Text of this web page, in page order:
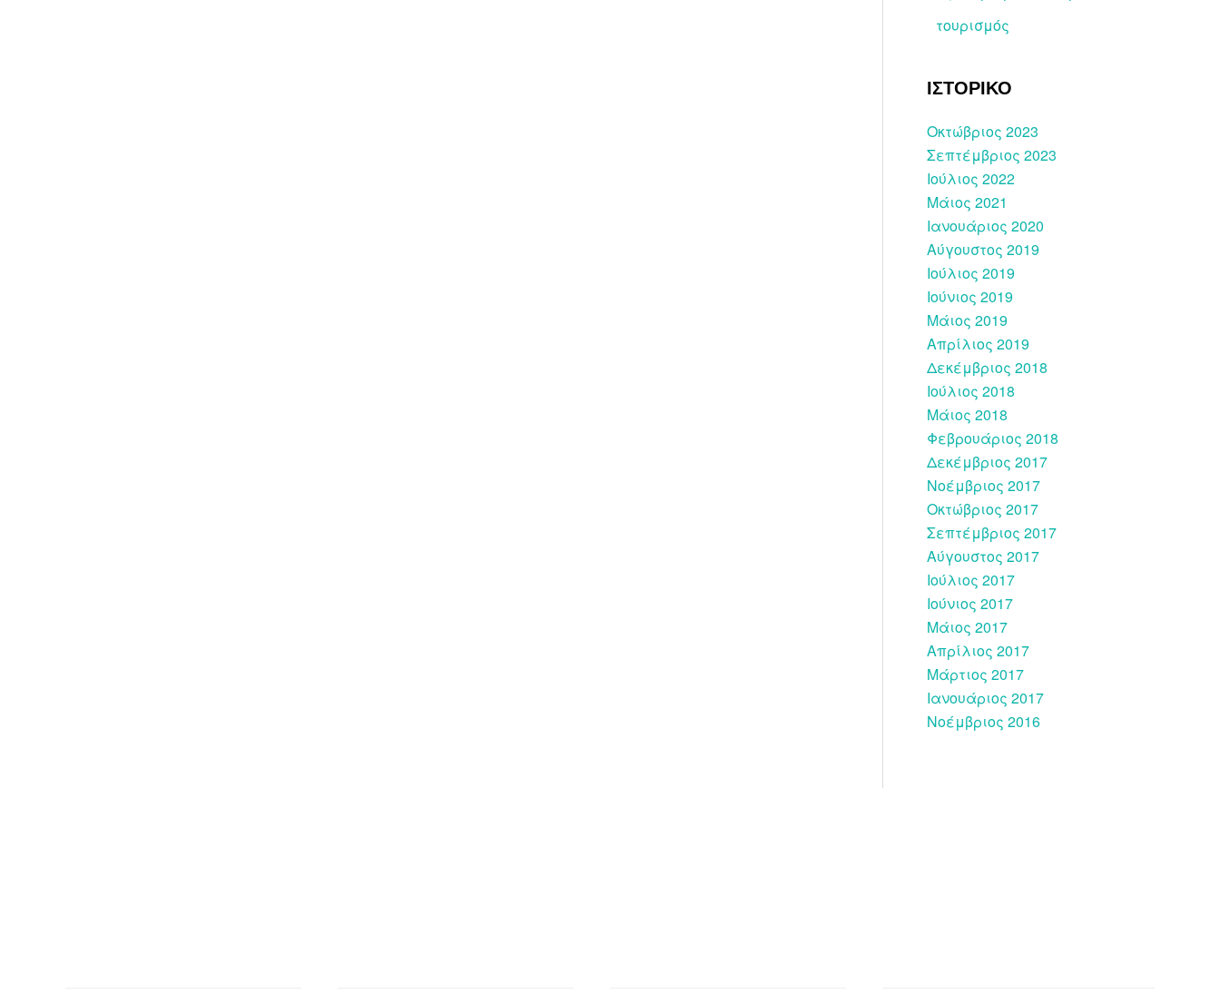
τουρισμός
ΙΣΤΟΡΙΚΟ
Οκτώβριος 2023
Σεπτέμβριος 2023
Ιούλιος 2022
Μάιος 2021
Ιανουάριος 2020
Αύγουστος 2019
Ιούλιος 2019
Ιούνιος 2019
Μάιος 2019
Απρίλιος 2019
Δεκέμβριος 2018
Ιούλιος 2018
Μάιος 2018
Φεβρουάριος 2018
Δεκέμβριος 2017
Νοέμβριος 2017
Οκτώβριος 2017
Σεπτέμβριος 2017
Αύγουστος 2017
Ιούλιος 2017
Ιούνιος 2017
Μάιος 2017
Απρίλιος 2017
Μάρτιος 2017
Ιανουάριος 2017
Νοέμβριος 2016